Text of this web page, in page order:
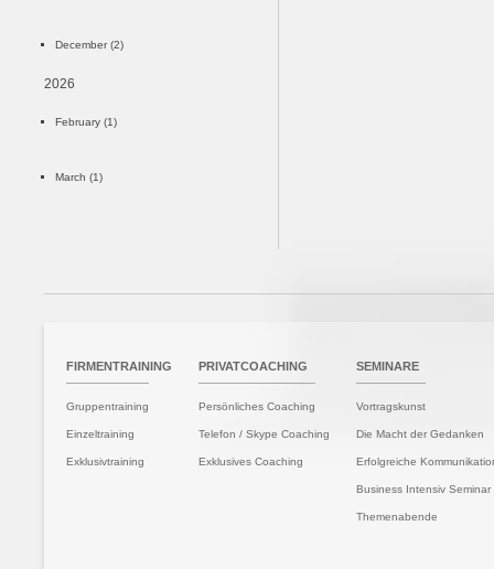
December (2)
2026
February (1)
March (1)
FIRMENTRAINING
Gruppentraining
Einzeltraining
Exklusivtraining
PRIVATCOACHING
Persönliches Coaching
Telefon / Skype Coaching
Exklusives Coaching
SEMINARE
Vortragskunst
Die Macht der Gedanken
Erfolgreiche
Business Intensiv Seminar
Themenabende